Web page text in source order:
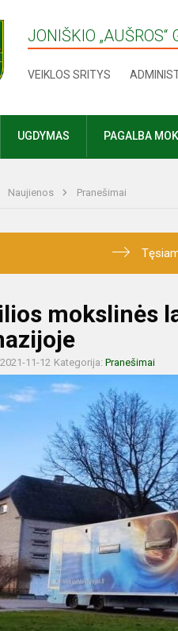
JONIŠKIO
VEIKLOS SRITYS
UGDYMAS PAGALBA
Naujienos Pranešimai
mokslinės
11-12 Kategorija: Pranešimai